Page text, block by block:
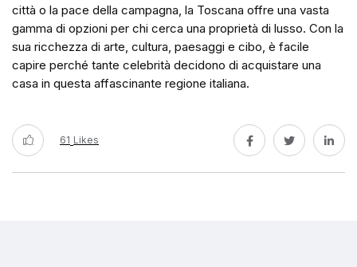
città o la pace della campagna, la Toscana offre una vasta
gamma di opzioni per chi cerca una proprietà di lusso. Con la
sua ricchezza di arte, cultura, paesaggi e cibo, è facile
capire perché tante celebrità decidono di acquistare una
casa in questa affascinante regione italiana.
61 Likes